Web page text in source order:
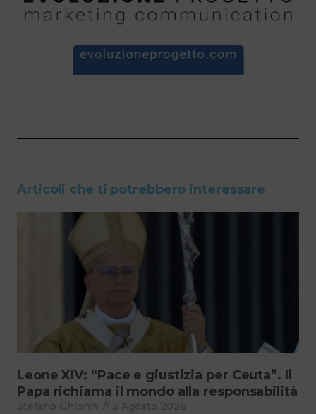
Articoli che ti potrebbero interessare
Leone XIV: “Pace e giustizia per Ceuta”. Il
Papa richiama il mondo alla responsabilità
Stefano Ghionni 3 Agosto 2026